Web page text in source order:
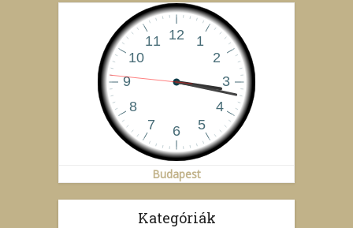
Budapest
Kategóriák